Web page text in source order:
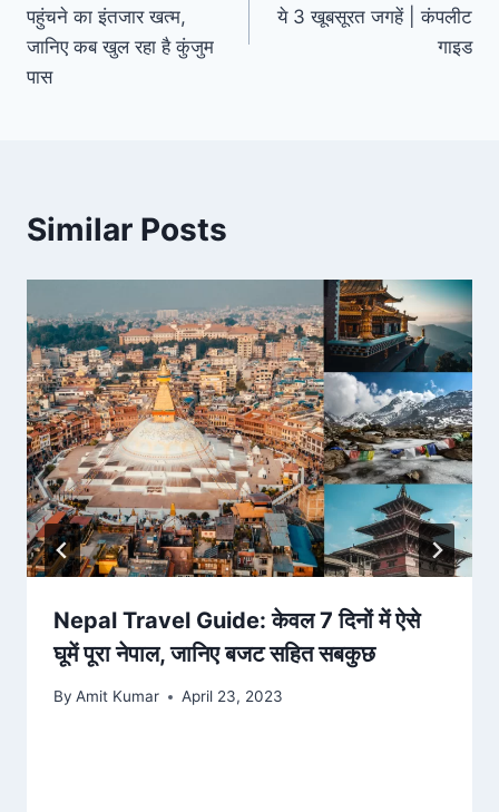
पहुंचने का इंतजार खत्म,
जानिए कब खुल रहा है कुंजुम
पास
ये 3 खूबसूरत जगहें | कंपलीट
गाइड
Similar Posts
Nepal Travel Guide: केवल 7 दिनों में ऐसे
घूमें पूरा नेपाल, जानिए बजट सहित सबकुछ
By Amit Kumar April 23, 2023